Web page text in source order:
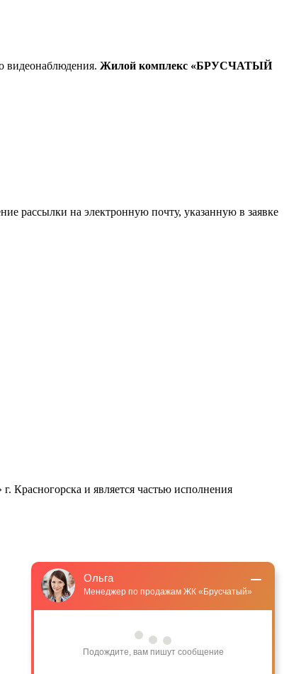
видеонаблюдения. Жилой комплекс «БРУСЧАТЫЙ
рассылки на электронную почту, указанную в заявке
Красногорска и является частью исполнения
Ольга
Менеджер по продажам ЖК «Брусчатый»
Подождите, вам пишут сообщение